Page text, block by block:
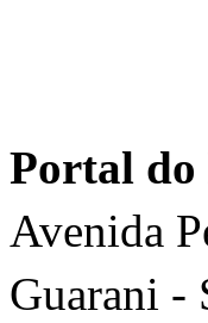
Portal
Avenida
Guarani